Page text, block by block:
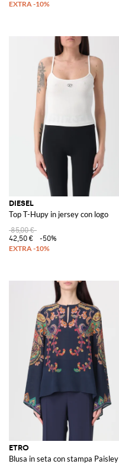
DIESEL
Top T-Hupy in jersey con logo
85,00 €
42,50 €
-50%
ETRO
Blusa in seta con stampa Paisley